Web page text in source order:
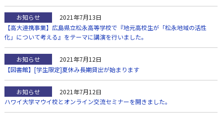
お知らせ
2021年7月13日
【高大連携事業】広島県立松永高等学校で『地元高校生が「松永地域の活性
化」について考える』をテーマに講演を行いました。
お知らせ
2021年7月12日
【図書館】[学生限定]夏休み長期貸出が始まります
お知らせ
2021年7月12日
ハワイ大学マウイ校とオンライン交流セミナーを開きました。